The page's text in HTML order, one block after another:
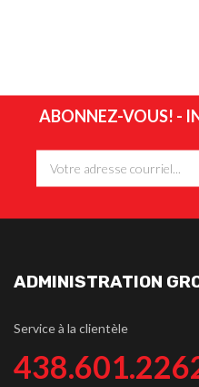
ABONNEZ-VOUS! -
ADMINISTRATION
Service à la clientèle